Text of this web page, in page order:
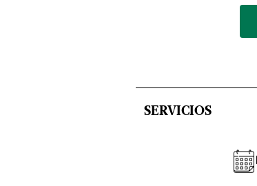
SERVICIOS